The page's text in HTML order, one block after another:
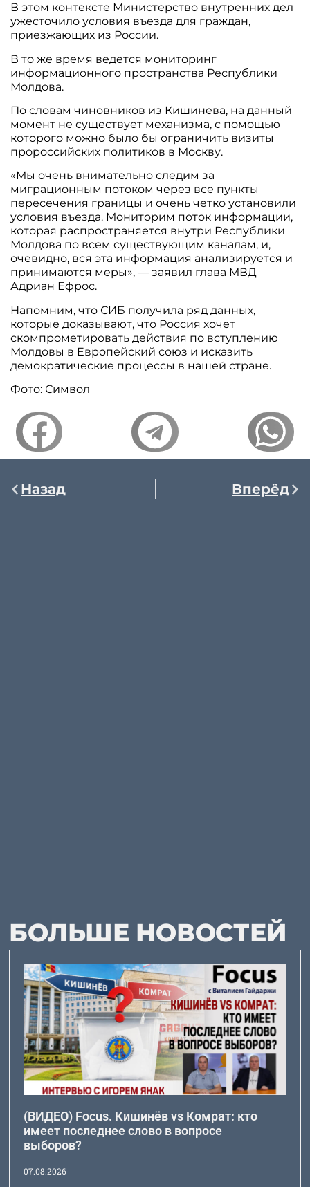
В этом контексте Министерство внутренних дел
ужесточило условия въезда для граждан,
приезжающих из России.
В то же время ведется мониторинг
информационного пространства Республики
Молдова.
По словам чиновников из Кишинева, на данный
момент не существует механизма, с помощью
которого можно было бы ограничить визиты
пророссийских политиков в Москву.
«Мы очень внимательно следим за
миграционным потоком через все пункты
пересечения границы и очень четко установили
условия въезда. Мониторим поток информации,
которая распространяется внутри Республики
Молдова по всем существующим каналам, и,
очевидно, вся эта информация анализируется и
принимаются меры», — заявил глава МВД
Адриан Ефрос.
Напомним, что СИБ получила ряд данных,
которые доказывают, что Россия хочет
скомпрометировать действия по вступлению
Молдовы в Европейский союз и исказить
демократические процессы в нашей стране.
Фото: Символ
Назад Вперёд
БОЛЬШЕ НОВОСТЕЙ
(ВИДЕО) Focus. Кишинёв vs Комрат: кто
имеет последнее слово в вопросе
выборов?
07.08.2026